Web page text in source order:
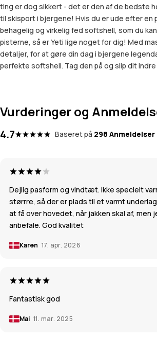
ting er dog sikkert - det er den af de bedste
til skisport i bjergene! Hvis du er ude efter en
behagelig og virkelig fed softshell, som du
pisterne, så er Yeti lige noget for dig! Med
detaljer, for at gøre din dag i bjergene
perfekte softshell. Tag den på og slip dit
Vurderinger og
4.7 Baseret på 298 Anmeldelser
Dejlig pasform og vindtæt. Ikke specielt
størrre, så der er plads til et varmt
at få over hovedet, når jakken skal af, men
anbefale. God kvalitet
Karen 17. apr. 2026
Fantastisk god
Mai 11. mar. 2025